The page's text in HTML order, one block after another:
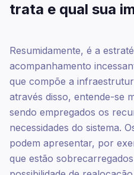
trata e qual sua
Resumidamente, é a
acompanhamento
que compõe a
através disso, entende-se
sendo empregados os
necessidades do sistema.
podem apresentar, por
que estão